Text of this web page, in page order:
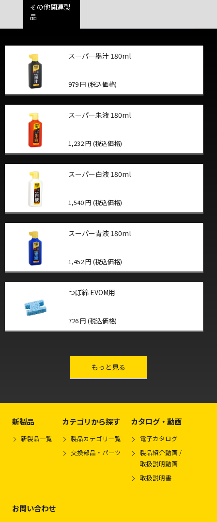
その他関連製
品
スーパー墨汁 180ml
979 円 (税込価格)
スーパー朱液 180ml
1,232 円 (税込価格)
スーパー白液 180ml
1,540 円 (税込価格)
スーパー青液 180ml
1,452 円 (税込価格)
つぼ綿 EVOM用
726 円 (税込価格)
もっと見る
新製品
新製品一覧
カテゴリから探す
製品カテゴリ一覧
交換部品・パーツ
カタログ・動画
電子カタログ
製品紹介動画 /
取扱説明動画
取扱説明書
お問い合わせ